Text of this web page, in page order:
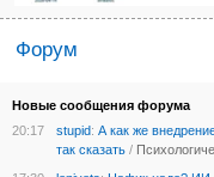
Форум
Новые сообщения форума
20:17
stupid: А как же
так сказать /